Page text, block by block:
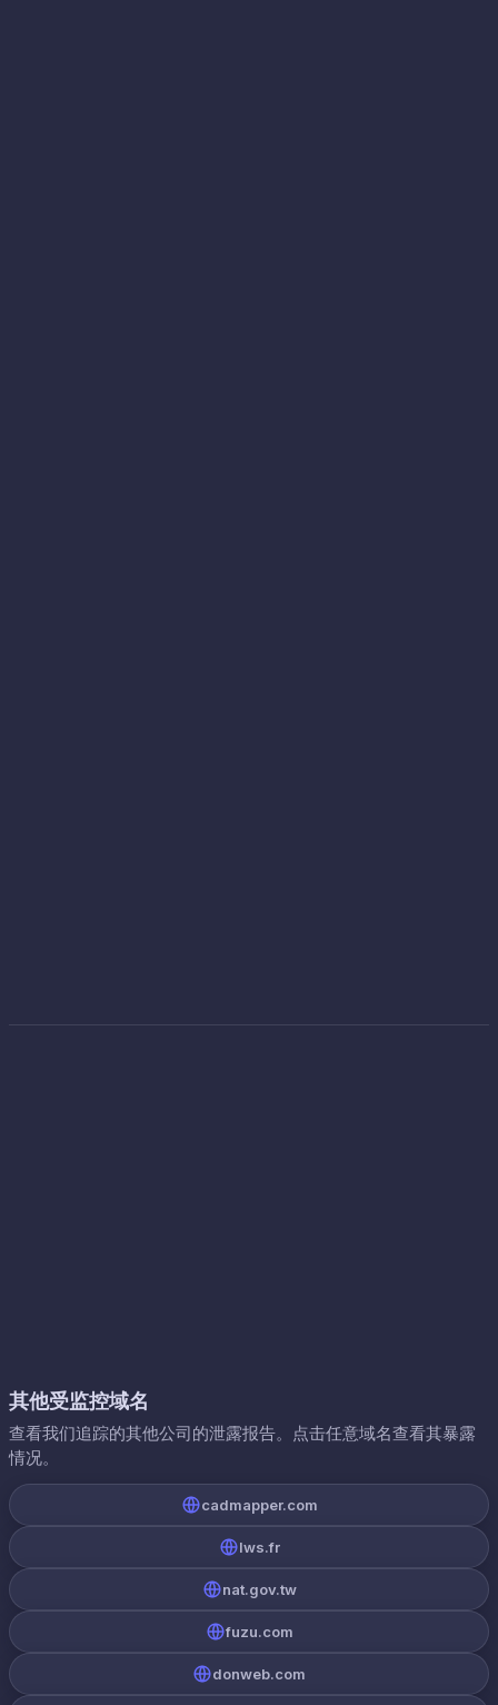
其他受监控域名
查看我们追踪的其他公司的泄露报告。点击任意域名查看其暴露
情况。
cadmapper.com
lws.fr
nat.gov.tw
fuzu.com
donweb.com